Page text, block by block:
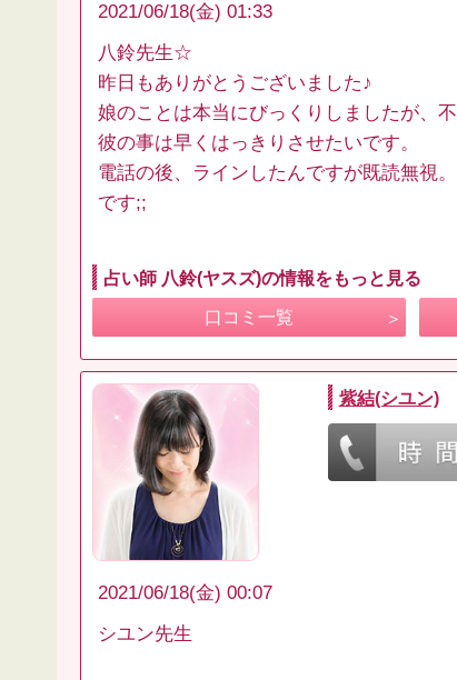
2021/06/18(金) 01:33
八鈴先生☆
昨日もありがとうございました♪
娘のことは本当にびっくりしましたが、不
彼の事は早くはっきりさせたいです。
電話の後、ラインしたんですが既読無視
です;;
占い師 八鈴(ヤスズ)の情報をもっと見る
口コミ一覧
紫結(シユン)
2021/06/18(金) 00:07
シユン先生